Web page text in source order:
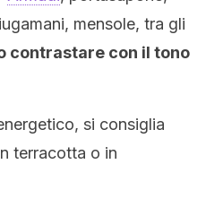
mensole, tra gli
contrastare con il tono
si consiglia
terracotta o in